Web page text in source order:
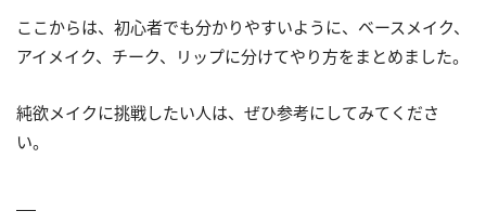
ここからは、初心者でも分かりやすいように、ベースメイク、
アイメイク、チーク、リップに分けてやり方をまとめました。
純欲メイクに挑戦したい人は、ぜひ参考にしてみてくださ
い。